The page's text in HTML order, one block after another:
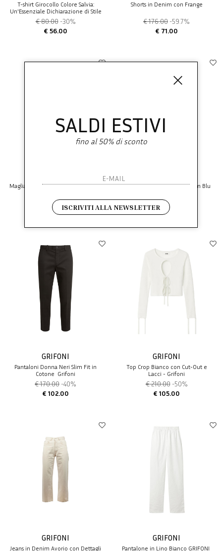
T-shirt Girocollo Colore Salvia:
Un'Essenziale Dichiarazione di Stile
di Jucca
€ 80.00 -30%
€ 56.00
Shorts in Denim con Frange
€ 176.00 -59.7%
€ 71.00
Maglia a Coste in Lana Vergine Nera
€ 175.00-49.7%
€ 88.00
Jeans Donna Grifoni in Denim Blu
€ 185.00-49.7%
€ 93.00
GRIFONI
Pantaloni Donna Neri Slim Fit in
Cotone  Grifoni
€ 170.00 -40%
€ 102.00
GRIFONI
Top Crop Bianco con Cut-Out e
Lacci - Grifoni
€ 210.00 -50%
€ 105.00
GRIFONI
Jeans in Denim Avorio con Dettagli
GRIFONI
Pantalone in Lino Bianco GRIFONI 
SALDI ESTIVI
fino al 50% di sconto
ISCRIVITI ALLA NEWSLETTER